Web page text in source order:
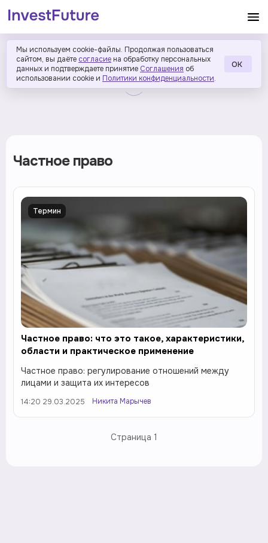
Мы используем cookie-файлы. Продолжая пользоваться
сайтом, вы даёте согласие на обработку персональных
данных и подтверждаете принятие Соглашения об
использовании cookie и Политики конфиденциальности.
ОК
Частное право
Термин
Частное право: что это такое, характеристики,
области и практическое применение
Частное право: регулирование отношений между
лицами и защита их интересов
14:20 29.03.2025 Никита Марычев
Страница 1